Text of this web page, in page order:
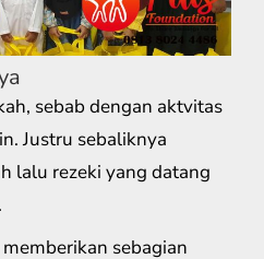
sebab dengan aktvitas
Justru sebaliknya
lalu rezeki yang datang
sebagian